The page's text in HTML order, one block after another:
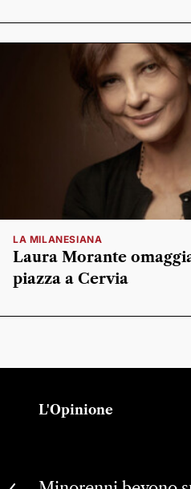
LA MILANESIANA
Laura Morante
piazza a Cervia
L'Opinione